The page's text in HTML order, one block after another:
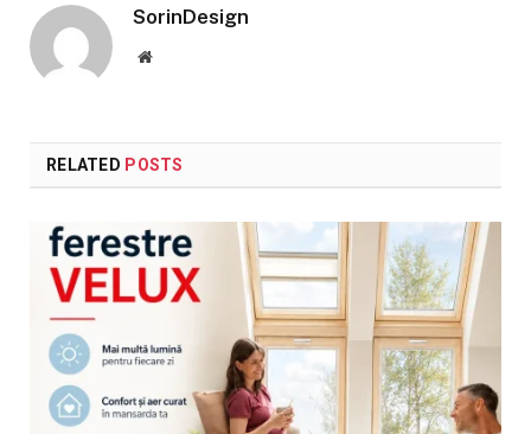
SorinDesign
Website
RELATED POSTS